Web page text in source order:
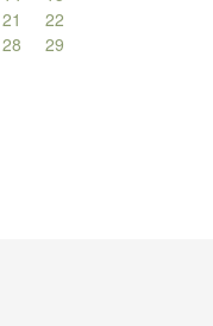
21
22
28
29